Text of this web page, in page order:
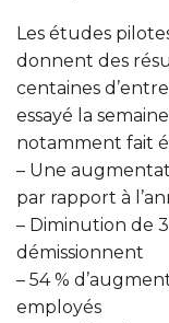
Les études
donnent des
centaines
essayé la
notamment fait
– Une
par rapport à
– Diminution de
démissionnent
– 54 %
employés